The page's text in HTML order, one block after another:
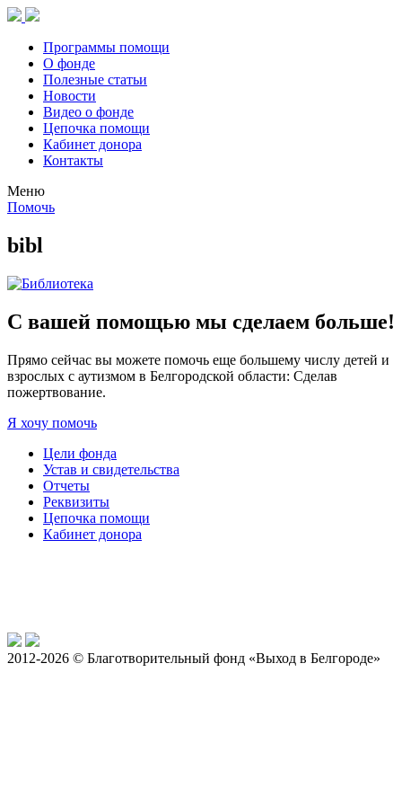
Программы помощи
О фонде
Полезные статьи
Новости
Видео о фонде
Цепочка помощи
Кабинет донора
Контакты
Меню
Помочь
bibl
С вашей помощью мы сделаем больше!
Прямо сейчас вы можете помочь еще большему числу детей и
взрослых с аутизмом в Белгородской области: Сделав
пожертвование.
Я хочу помочь
Цели фонда
Устав и свидетельства
Отчеты
Реквизиты
Цепочка помощи
Кабинет донора
2012-2026 © Благотворительный фонд «Выход в Белгороде»